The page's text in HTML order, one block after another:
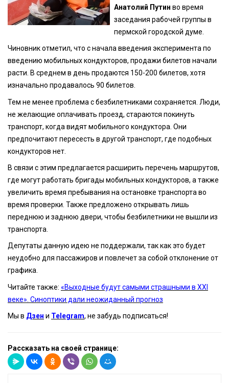
Анатолий Путин во время
заседания рабочей группы в
пермской городской думе.
Чиновник отметил, что с начала введения эксперимента по
введению мобильных кондукторов, продажи билетов начали
расти. В среднем в день продаются 150-200 билетов, хотя
изначально продавалось 90 билетов.
Тем не менее проблема с безбилетниками сохраняется. Люди,
не желающие оплачивать проезд, стараются покинуть
транспорт, когда видят мобильного кондуктора. Они
предпочитают пересесть в другой транспорт, где подобных
кондукторов нет.
В связи с этим предлагается расширить перечень маршрутов,
где могут работать бригады мобильных кондукторов, а также
увеличить время пребывания на остановке транспорта во
время проверки. Также предложено открывать лишь
переднюю и заднюю двери, чтобы безбилетники не вышли из
транспорта.
Депутаты данную идею не поддержали, так как это будет
неудобно для пассажиров и повлечет за собой отклонение от
графика.
Читайте также: «Выходные будут самыми страшными в XXI
веке». Синоптики дали неожиданный прогноз
Мы в Дзен и Telegram, не забудь подписаться!
Рассказать на своей странице: